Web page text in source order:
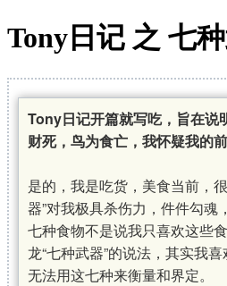
Tony日记 之 七
Tony日记开篇就写吃，旨在说
财死，鸟为食亡，我怀疑我的
是的，我是吃货，美食当前，
器”对我极具杀伤力，件件勾魂
七种食物不是说我只喜欢这些
龙“七种武器”的说法，其实我
无法用这七种来衡量和界定。